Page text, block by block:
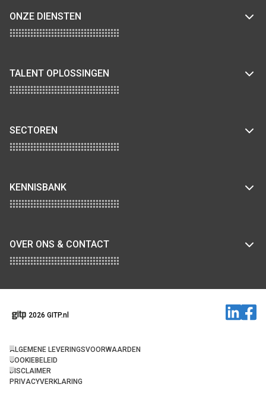
ONZE DIENSTEN
TALENT OPLOSSINGEN
SECTOREN
KENNISBANK
OVER ONS & CONTACT
2026 GITP.nl
ALGEMENE LEVERINGSVOORWAARDEN
COOKIEBELEID
DISCLAIMER
PRIVACYVERKLARING